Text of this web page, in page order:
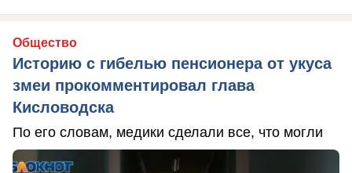
Общество
Историю с гибелью пенсионера от укуса
змеи прокомментировал глава
Кисловодска
По его словам, медики сделали все, что могли